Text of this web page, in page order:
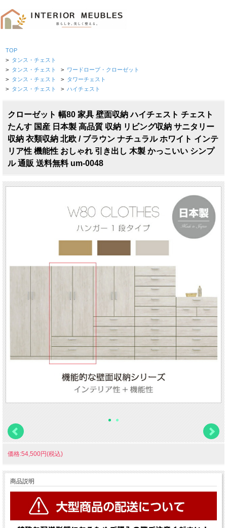
TOP
> タンス・チェスト
> タンス・チェスト > ワードロープ・クローゼット
> タンス・チェスト > タワーチェスト
> タンス・チェスト > ハイチェスト
クローゼット 幅80 家具 壁面収納 ハイチェスト チェスト
たんす 国産 日本製 高品質 収納 リビング収納 サニタリー
収納 衣類収納 北欧 / ブラウン ナチュラル ホワイト インテ
リア性 機能性 おしゃれ 引き出し 木製 かっこいい シンプ
ル 通販 送料無料 um-0048
価格:54,500円(税込)
商品説明